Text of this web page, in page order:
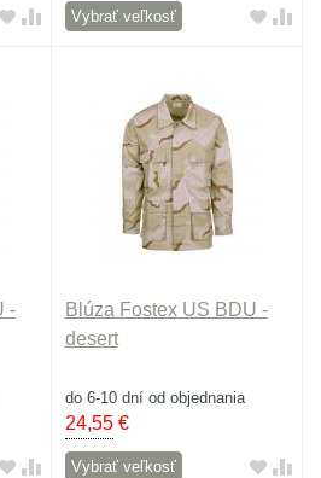
Vybrať veľkosť
-
Blúza Fostex US BDU -
desert
do 6-10 dní od objednania
24,55€
Vybrať veľkosť